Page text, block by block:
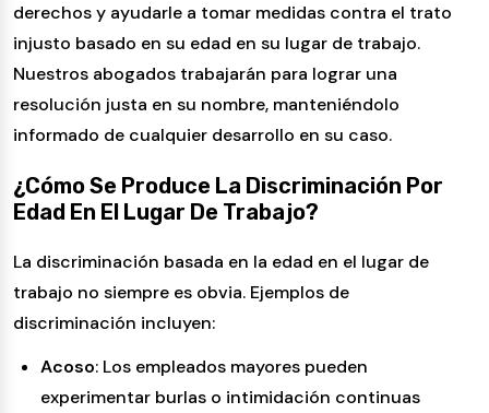
derechos y ayudarle a tomar medidas contra el trato
injusto basado en su edad en su lugar de trabajo.
Nuestros abogados trabajarán para lograr una
resolución justa en su nombre, manteniéndolo
informado de cualquier desarrollo en su caso.
¿Cómo Se Produce La Discriminación Por
Edad En El Lugar De Trabajo?
La discriminación basada en la edad en el lugar de
trabajo no siempre es obvia. Ejemplos de
discriminación incluyen:
Acoso: Los empleados mayores pueden
experimentar burlas o intimidación continuas